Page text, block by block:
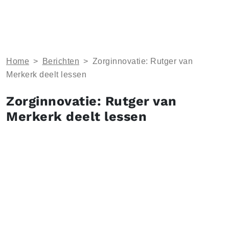
Home > Berichten > Zorginnovatie: Rutger van
Merkerk deelt lessen
Zorginnovatie: Rutger van
Merkerk deelt lessen